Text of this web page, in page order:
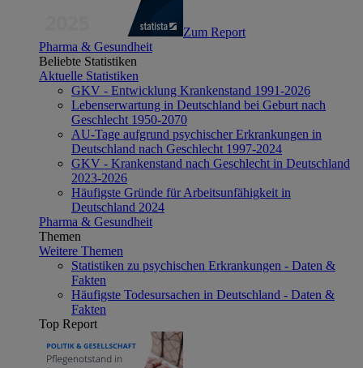
Zum Report
Pharma & Gesundheit
Beliebte Statistiken
Aktuelle Statistiken
GKV - Entwicklung Krankenstand 1991-2026
Lebenserwartung in Deutschland bei Geburt nach
Geschlecht 1950-2070
AU-Tage aufgrund psychischer Erkrankungen in
Deutschland nach Geschlecht 1997-2024
GKV - Krankenstand nach Geschlecht in Deutschland
2023-2026
Häufigste Gründe für Arbeitsunfähigkeit in
Deutschland 2024
Pharma & Gesundheit
Themen
Weitere Themen
Statistiken zu psychischen Erkrankungen - Daten &
Fakten
Häufigste Todesursachen in Deutschland - Daten &
Fakten
Top Report